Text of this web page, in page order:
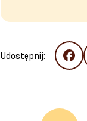
Udostępnij: